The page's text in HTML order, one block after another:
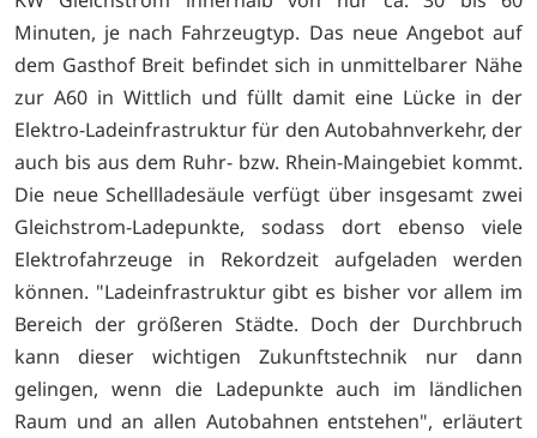
Minuten, je nach Fahrzeugtyp. Das neue Angebot auf
dem Gasthof Breit befindet sich in unmittelbarer Nähe
zur A60 in Wittlich und füllt damit eine Lücke in der
Elektro-Ladeinfrastruktur für den Autobahnverkehr, der
auch bis aus dem Ruhr- bzw. Rhein-Maingebiet kommt.
Die neue Schellladesäule verfügt über insgesamt zwei
Gleichstrom-Ladepunkte, sodass dort ebenso viele
Elektrofahrzeuge in Rekordzeit aufgeladen werden
können. "Ladeinfrastruktur gibt es bisher vor allem im
Bereich der größeren Städte. Doch der Durchbruch
kann dieser wichtigen Zukunftstechnik nur dann
gelingen, wenn die Ladepunkte auch im ländlichen
Raum und an allen Autobahnen entstehen", erläutert